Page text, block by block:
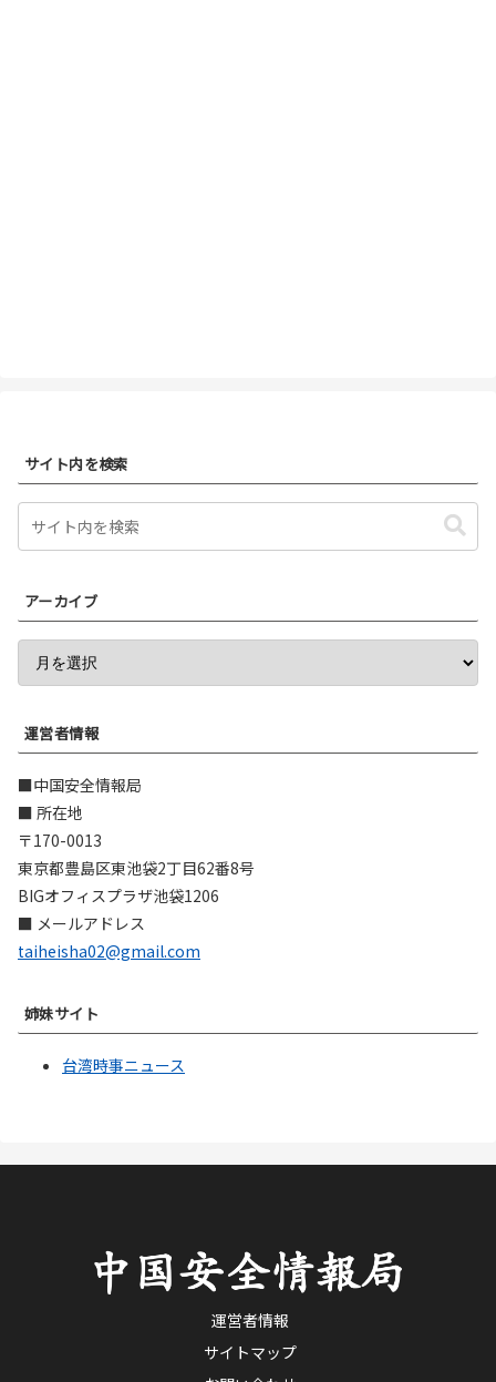
サイト内を検索
アーカイブ
運営者情報
■中国安全情報局
■ 所在地
〒170-0013
東京都豊島区東池袋2丁目62番8号
BIGオフィスプラザ池袋1206
■ メールアドレス
taiheisha02@gmail.com
姉妹サイト
台湾時事ニュース
運営者情報
サイトマップ